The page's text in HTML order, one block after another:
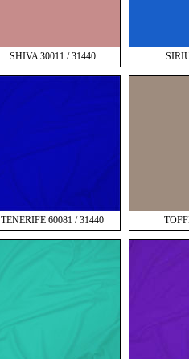
SHIVA 30011 / 31440
TENERIFE 60081 / 31440